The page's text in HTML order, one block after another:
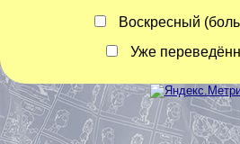
Воскресный
Уже